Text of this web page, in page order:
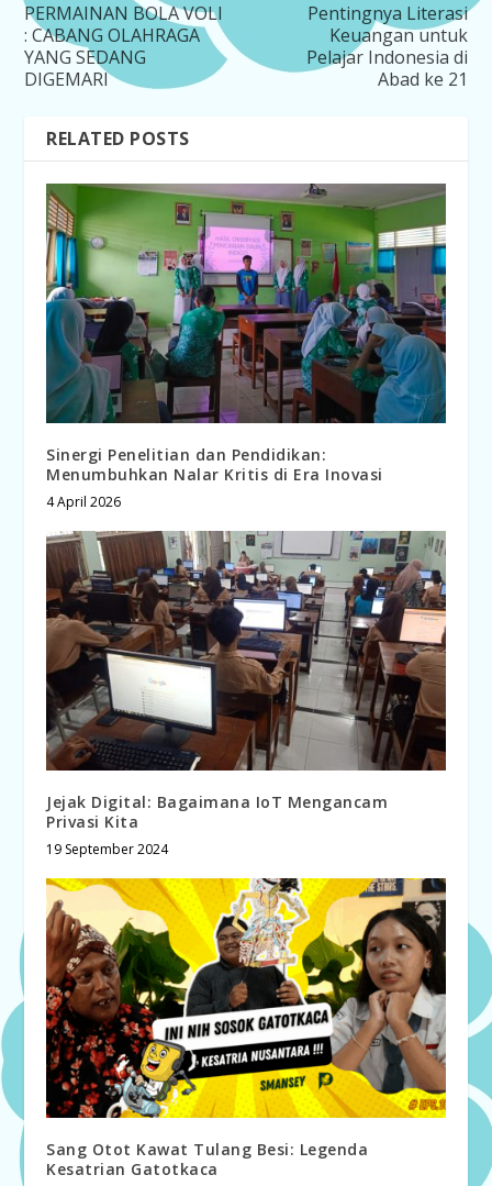
PERMAINAN BOLA VOLI
: CABANG OLAHRAGA
YANG SEDANG
DIGEMARI
Pentingnya Literasi
Keuangan untuk
Pelajar Indonesia di
Abad ke 21
RELATED POSTS
Sinergi Penelitian dan Pendidikan:
Menumbuhkan Nalar Kritis di Era Inovasi
4 April 2026
Jejak Digital: Bagaimana IoT Mengancam
Privasi Kita
19 September 2024
Sang Otot Kawat Tulang Besi: Legenda
Kesatrian Gatotkaca